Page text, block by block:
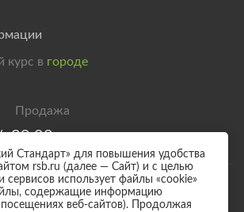
курс в городе
89,00
101,00
Стандарт» для повышения удобства
rsb.ru (далее — Сайт) и с целью
сервисов использует файлы «cookie»
содержащие информацию
веб-сайтов). Продолжая